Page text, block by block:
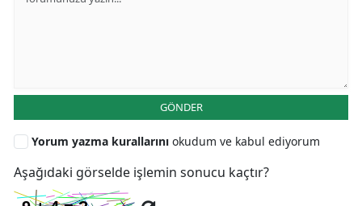
GÖNDER
Yorum yazma kurallarını okudum ve kabul ediyorum
Aşağıdaki görselde işlemin sonucu kaçtır?